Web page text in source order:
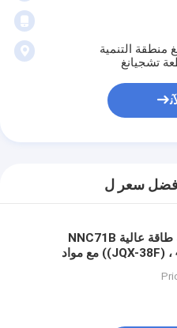
منطقة التنمية
تشجيانغ
سعر ل
NNC رله طاقة عالية NNC71B
((JQX-38F) ، 40a 50a مع مواد